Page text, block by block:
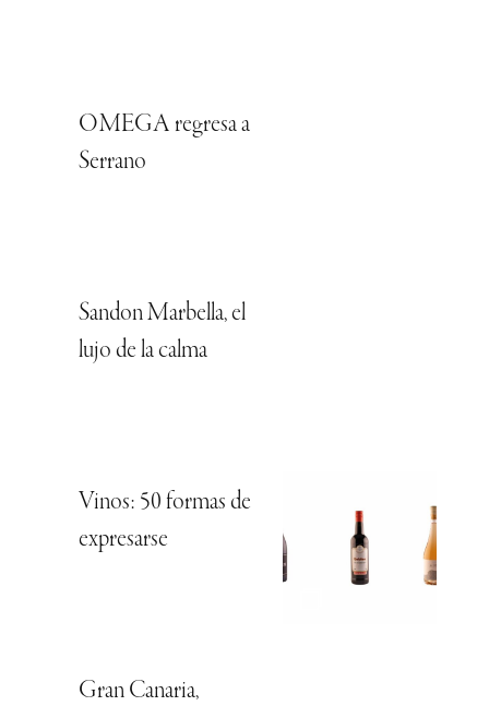
OMEGA regresa a
Serrano
Sandon Marbella, el
lujo de la calma
Vinos: 50 formas de
expresarse
Gran Canaria,